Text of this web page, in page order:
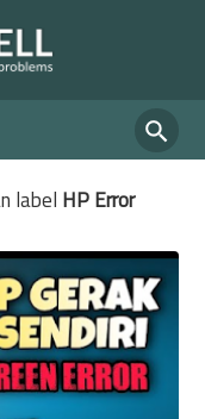
label HP Error